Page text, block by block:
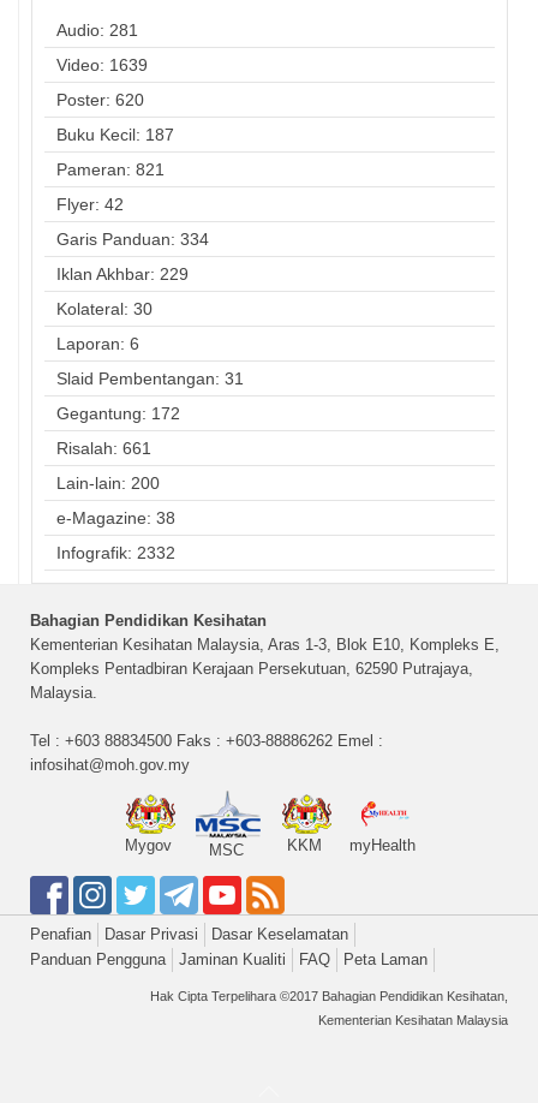
Audio: 281
Video: 1639
Poster: 620
Buku Kecil: 187
Pameran: 821
Flyer: 42
Garis Panduan: 334
Iklan Akhbar: 229
Kolateral: 30
Laporan: 6
Slaid Pembentangan: 31
Gegantung: 172
Risalah: 661
Lain-lain: 200
e-Magazine: 38
Infografik: 2332
Bahagian Pendidikan Kesihatan
Kementerian Kesihatan Malaysia, Aras 1-3, Blok E10, Kompleks E,
Kompleks Pentadbiran Kerajaan Persekutuan, 62590 Putrajaya,
Malaysia.
Tel : +603 88834500 Faks : +603-88886262 Emel :
infosihat@moh.gov.my
Mygov MSC KKM myHealth
Penafian Dasar Privasi
Dasar Keselamatan
Panduan Pengguna
Jaminan Kualiti FAQ Peta Laman
Hak Cipta Terpelihara ©2017 Bahagian Pendidikan Kesihatan,
Kementerian Kesihatan Malaysia